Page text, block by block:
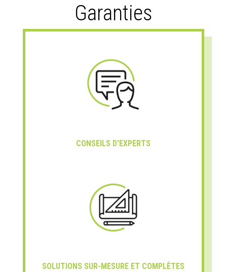
Garanties
CONSEILS D'EXPERTS
SOLUTIONS SUR-MESURE ET COMPLÈTES